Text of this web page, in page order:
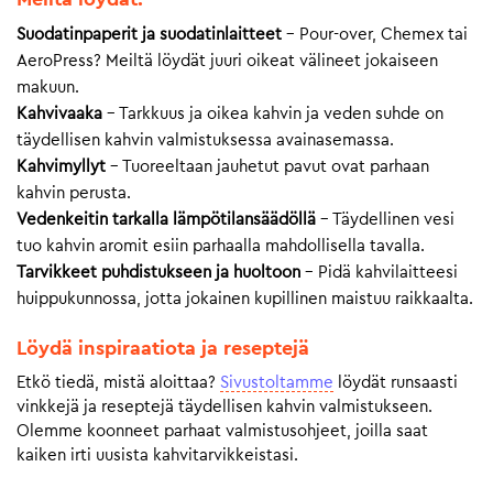
Suodatinpaperit ja suodatinlaitteet – Pour-over, Chemex tai
AeroPress? Meiltä löydät juuri oikeat välineet jokaiseen
makuun.
Kahvivaaka – Tarkkuus ja oikea kahvin ja veden suhde on
täydellisen kahvin valmistuksessa avainasemassa.
Kahvimyllyt – Tuoreeltaan jauhetut pavut ovat parhaan
kahvin perusta.
Vedenkeitin tarkalla lämpötilansäädöllä – Täydellinen vesi
tuo kahvin aromit esiin parhaalla mahdollisella tavalla.
Tarvikkeet puhdistukseen ja huoltoon – Pidä kahvilaitteesi
huippukunnossa, jotta jokainen kupillinen maistuu raikkaalta.
Löydä inspiraatiota ja reseptejä
Etkö tiedä, mistä aloittaa? Sivustoltamme löydät runsaasti
vinkkejä ja reseptejä täydellisen kahvin valmistukseen.
Olemme koonneet parhaat valmistusohjeet, joilla saat
kaiken irti uusista kahvitarvikkeistasi.